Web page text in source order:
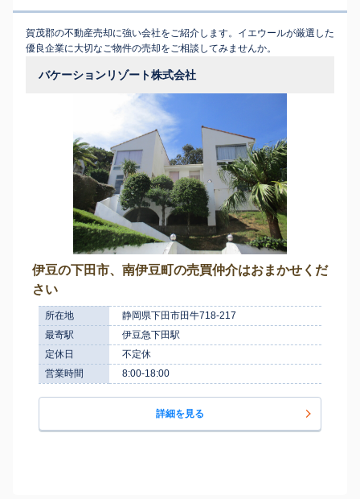
賀茂郡の不動産売却に強い会社をご紹介します。イエウールが厳選した
優良企業に大切なご物件の売却をご相談してみませんか。
バケーションリゾート株式会社
伊豆の下田市、南伊豆町の売買仲介はおまかせくだ
さい
所在地
静岡県下田市田牛718-217
最寄駅
伊豆急下田駅
定休日
不定休
営業時間
8:00-18:00
詳細を見る